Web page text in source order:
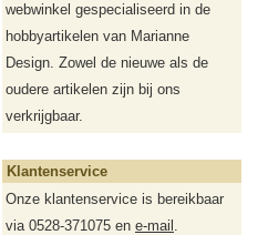
webwinkel gespecialiseerd in de
hobbyartikelen van Marianne
Design. Zowel de nieuwe als de
oudere artikelen zijn bij ons
verkrijgbaar.
Klantenservice
Onze klantenservice is bereikbaar
via 0528-371075 en e-mail .